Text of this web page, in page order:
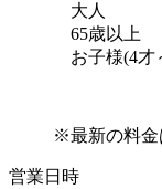
大人
65歳
お子様(4才
※最新の料金
営業日時